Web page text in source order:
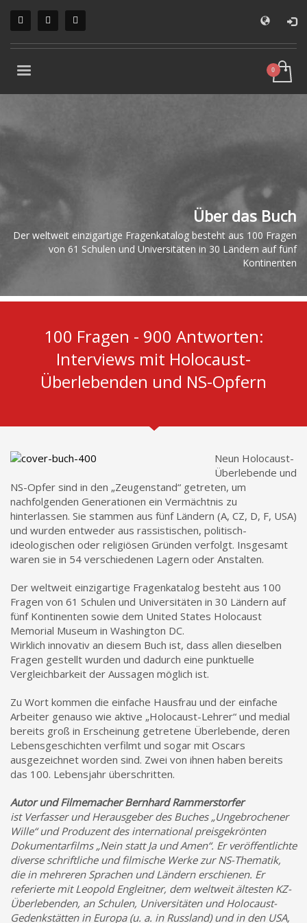
Über das Buch
Der weltweit einzigartige Fragenkatalog besteht aus 100 Fragen
von 61 Schulen und Universitäten in 30 Ländern auf fünf
Kontinenten
100 Fragen - 900 Antworten:
Interviews mit Holocaust-
Überlebenden und NS-Opfern
Neun Holocaust-
Überlebende und
NS-Opfer sind in den „Zeugenstand“ getreten, um
nachfolgenden Generationen ein Vermächtnis zu
hinterlassen. Sie stammen aus fünf Ländern (A, CZ, D, F, USA)
und wurden entweder aus rassistischen, politisch-
ideologischen oder religiösen Gründen verfolgt. Insgesamt
waren sie in 54 verschiedenen Lagern oder Anstalten.
Der weltweit einzigartige Fragenkatalog besteht aus 100
Fragen von 61 Schulen und Universitäten in 30 Ländern auf
fünf Kontinenten sowie dem United States Holocaust
Memorial Museum in Washington DC.
Wirklich innovativ an diesem Buch ist, dass allen dieselben
Fragen gestellt wurden und dadurch eine punktuelle
Vergleichbarkeit der Aussagen möglich ist.
Zu Wort kommen die einfache Hausfrau und der einfache
Arbeiter genauso wie aktive „Holocaust-Lehrer“ und medial
bereits groß in Erscheinung getretene Überlebende, deren
Lebensgeschichten verfilmt und sogar mit Oscars
ausgezeichnet worden sind. Zwei von ihnen haben bereits
das 100. Lebensjahr überschritten.
Autor und Filmemacher Bernhard Rammerstorfer
ist Verfasser und Herausgeber des Buches „Ungebrochener
Wille“ und Produzent des international preisgekrönten
Dokumentarfilms „Nein statt Ja und Amen“. Er veröffentlichte
diverse schriftliche und filmische Werke zur NS-Thematik,
die in mehreren Sprachen und Ländern erschienen. Er
referierte mit Leopold Engleitner, dem weltweit ältesten KZ-
Überlebenden, an Schulen, Universitäten und Holocaust-
Gedenkstätten in Europa (u. a. in Russland) und in den USA,